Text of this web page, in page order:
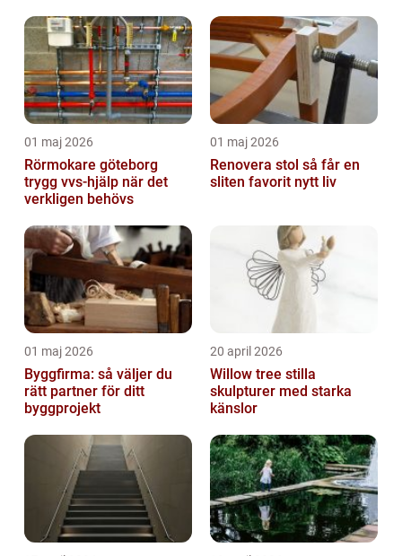
01 maj 2026
Rörmokare göteborg
trygg vvs-hjälp när det
verkligen behövs
01 maj 2026
Renovera stol så får en
sliten favorit nytt liv
01 maj 2026
Byggfirma: så väljer du
rätt partner för ditt
byggprojekt
20 april 2026
Willow tree stilla
skulpturer med starka
känslor